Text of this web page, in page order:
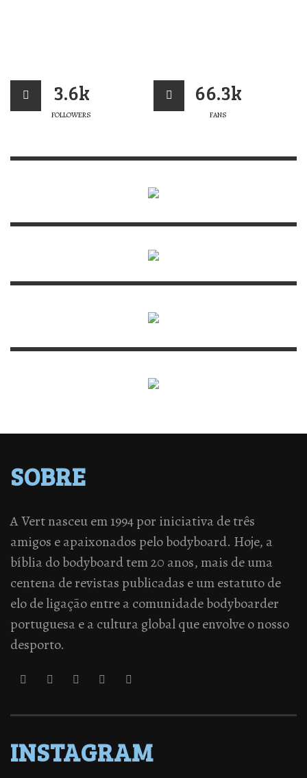
3.6k
FOLLOWERS
66.3k
FANS
SOBRE
A Vert nasceu em 1994 por iniciativa de três
amigos e apaixonados pelo bodyboard. Hoje, a
bíblia do bodyboard tem 20 anos, mais de uma
centena de revistas publicadas e um estatuto de
elo de ligação entre a comunidade bodyboarder
portuguesa e a cultura global que envolve o nosso
desporto.
INSTAGRAM